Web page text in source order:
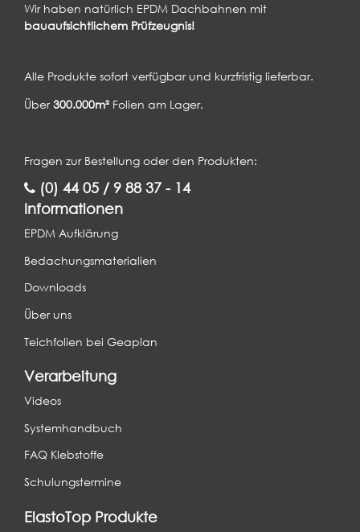
Wir haben natürlich EPDM Dachbahnen mit
bauaufsichtlichem Prüfzeugnis!
Alle Produkte sofort verfügbar und kurzfristig lieferbar.
Über300.000m² Folien am Lager.
Fragen zur Bestellung oder den Produkten:
(0) 44 05 / 9 88 37 - 14
Informationen
EPDM Aufklärung
Bedachungsmaterialien
Downloads
Über uns
Teichfolien bei Geaplan
Verarbeitung
Videos
Systemhandbuch
FAQ Klebstoffe
Schulungstermine
ElastoTop Produkte